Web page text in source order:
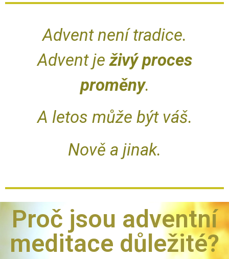
Advent není tradice.
Advent ježivý proces
proměny.
A letos může být váš.
Nově a jinak.
Proč jsou adventní
meditace důležité?